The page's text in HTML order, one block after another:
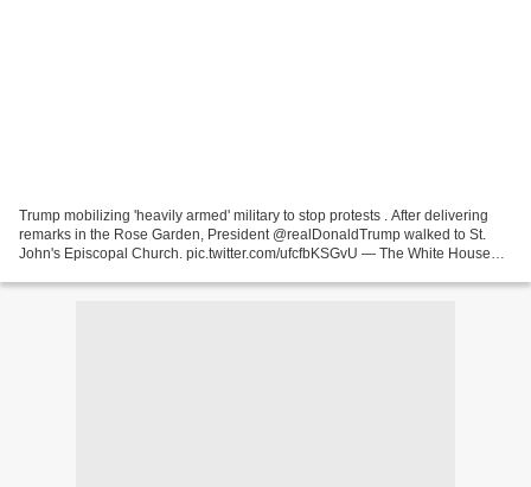
Trump mobilizing 'heavily armed' military to stop protests . After delivering
remarks in the Rose Garden, President @realDonaldTrump walked to St.
John's Episcopal Church. pic.twitter.com/ufcfbKSGvU — The White House